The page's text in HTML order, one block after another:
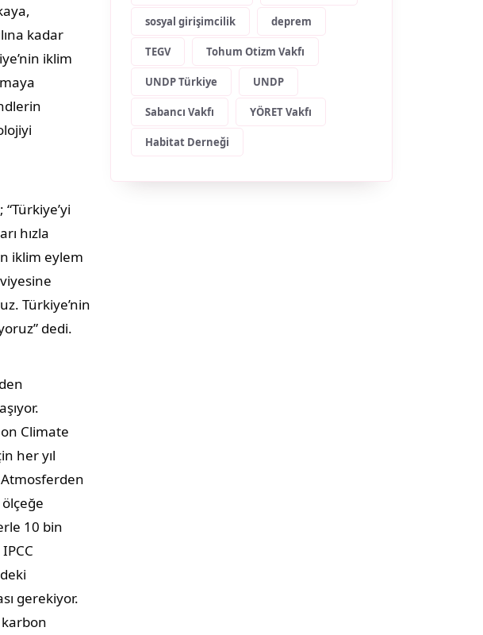
kadar
iklim
hızla
iklim eylem
Türkiye’nin
dedi.
Climate
her yıl
10 bin
gerekiyor.
sosyal girişimcilik deprem
TEGV Tohum Otizm Vakfı
UNDP Türkiye UNDP
Sabancı Vakfı YÖRET Vakfı
Habitat Derneği